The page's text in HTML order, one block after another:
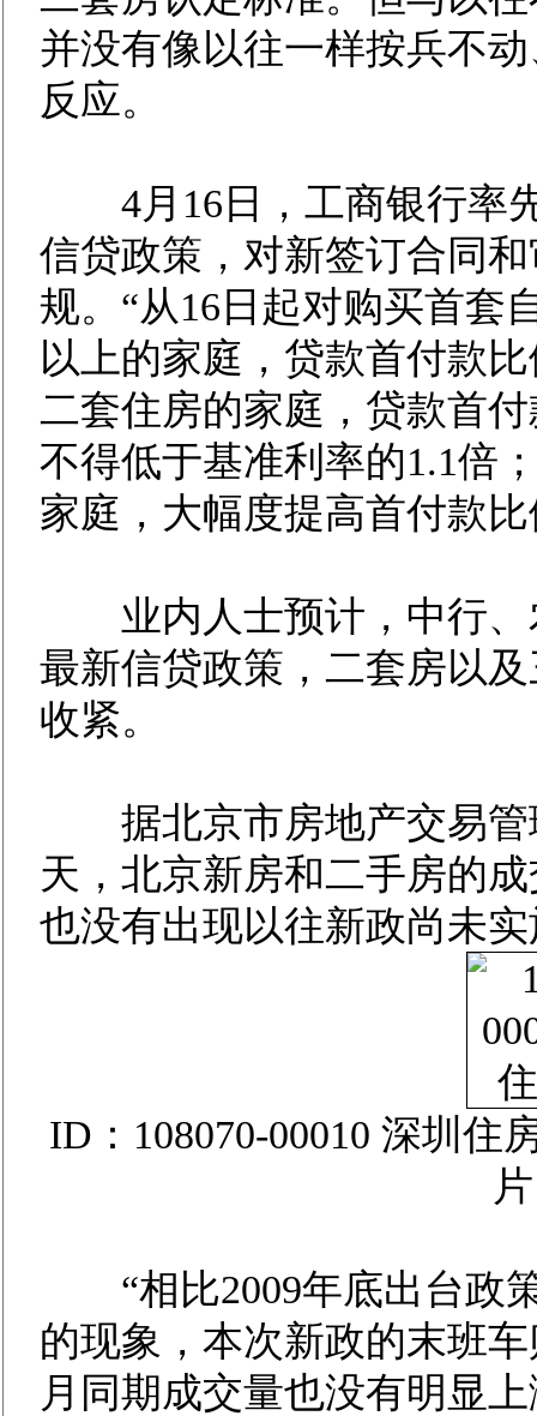
并没有像以往一样按兵不
反应。
4月16日，工商银行率
信贷政策，对新签订合同
规。“从16日起对购买首套
以上的家庭，贷款首付款
二套住房的家庭，贷款首
不得低于基准利率的1.1倍
家庭，大幅度提高首付款
业内人士预计，中行、
最新信贷政策，二套房以
收紧。
据北京市房地产交易管
天，北京新房和二手房的
也没有出现以往新政尚未
ID：108070-00010 深圳
“相比2009年底出台政策
的现象，本次新政的末班
月同期成交量也没有明显